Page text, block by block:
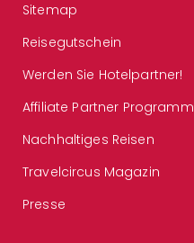
Sitemap
Reisegutschein
Werden Sie Hotelpartner!
Affiliate Partner Programm
Nachhaltiges Reisen
Travelcircus Magazin
Presse